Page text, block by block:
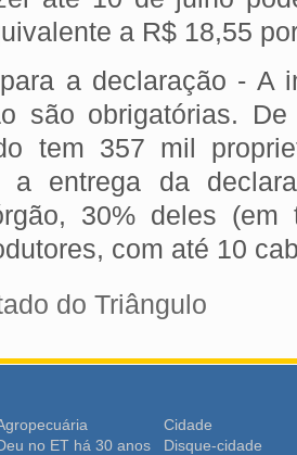
a R$ 18,55
a declaração - A
são obrigatórias.
tem 357 mil
a entrega da
30% deles
com até 10
do Triângulo
Cidade
no ET há 30 anos
Disque-cidade